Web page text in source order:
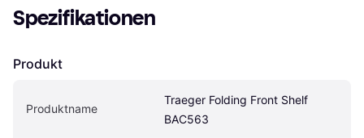
Spezifikationen
Produkt
Produktname
Traeger Folding Front Shelf
BAC563